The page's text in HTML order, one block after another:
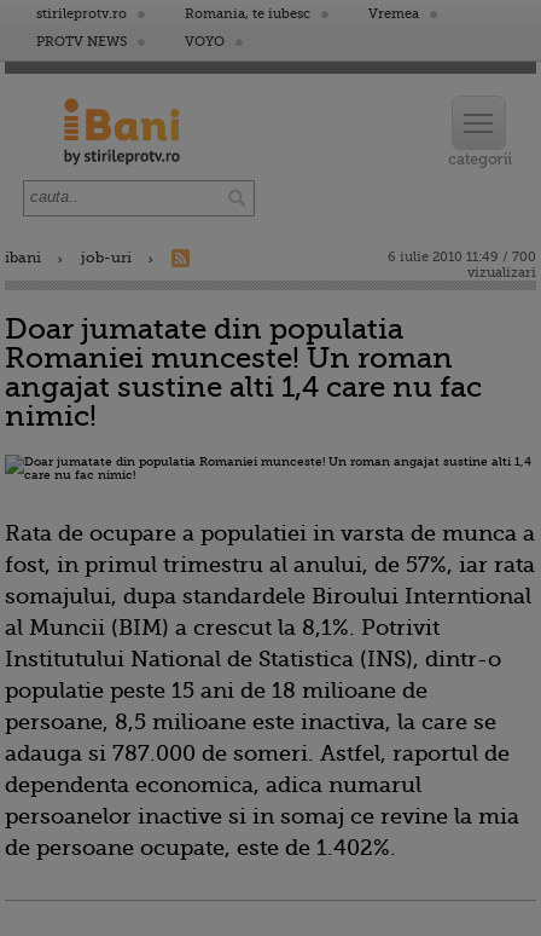
stirileprotv.ro Romania, te iubesc
Vremea
PROTV NEWS
VOYO
ibani job-uri
6 iulie 2010 11:49 / 700
vizualizari
Doar jumatate din populatia
Romaniei munceste! Un roman
angajat sustine alti 1,4 care nu fac
nimic!
Rata de ocupare a populatiei in varsta de munca a
fost, in primul trimestru al anului, de 57%, iar rata
somajului, dupa standardele Biroului Interntional
al Muncii (BIM) a crescut la 8,1%. Potrivit
Institutului National de Statistica (INS), dintr-o
populatie peste 15 ani de 18 milioane de
persoane, 8,5 milioane este inactiva, la care se
adauga si 787.000 de someri. Astfel, raportul de
dependenta economica, adica numarul
persoanelor inactive si in somaj ce revine la mia
de persoane ocupate, este de 1.402%.